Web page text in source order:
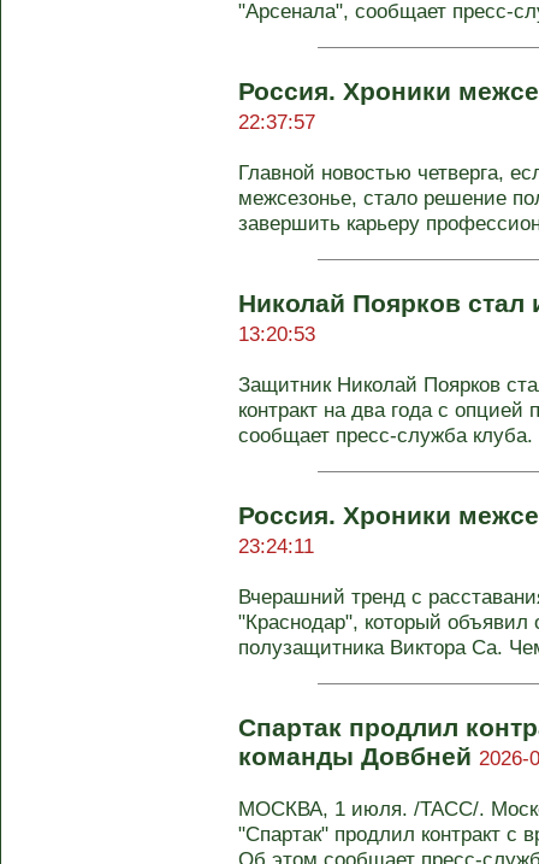
"Арсенала", сообщает пресс-
Россия. Хроники
22:37:57
Главной новостью четверга,
межсезонье, стало решение
завершить карьеру
Николай Поярков стал
13:20:53
Защитник Николай Поярков
контракт на два года с
сообщает пресс-служба клуба.
Россия. Хроники
23:24:11
Вчерашний тренд с
"Краснодар", который объявил
полузащитника Виктора Са.
Спартак продлил
команды Довбней 2026-
МОСКВА, 1 июля. /ТАСС/.
"Спартак" продлил контракт с
Об этом сообщает пресс-